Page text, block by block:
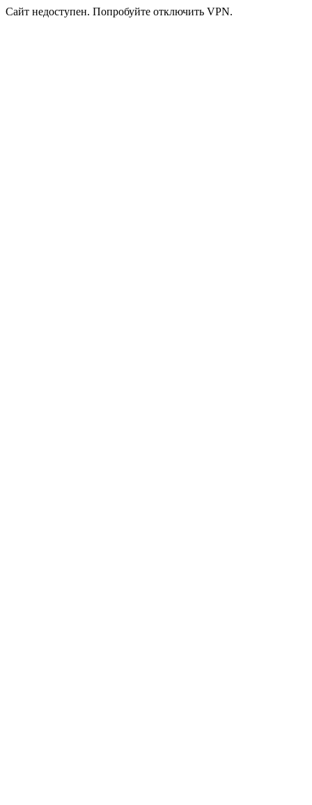
Сайт недоступен. Попробуйте отключить VPN.